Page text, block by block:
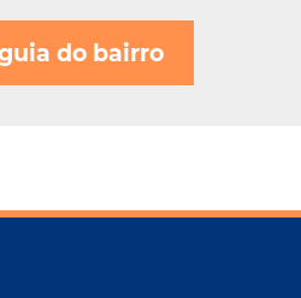
do bairro